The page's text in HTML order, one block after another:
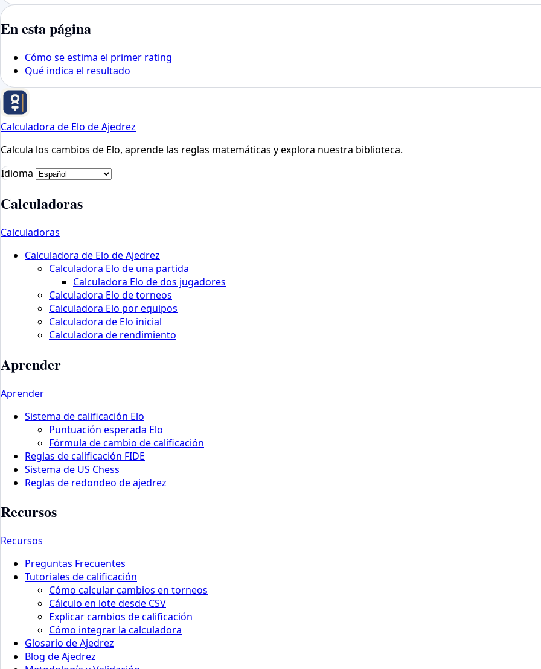
En esta página
Cómo se estima el primer rating
Qué indica el resultado
Calculadora de Elo de Ajedrez
Calcula los cambios de Elo, aprende las reglas matemáticas y explora nuestra biblioteca.
Idioma
Calculadoras
Calculadoras
Calculadora de Elo de Ajedrez
Calculadora Elo de una partida
Calculadora Elo de dos jugadores
Calculadora Elo de torneos
Calculadora Elo por equipos
Calculadora de Elo inicial
Calculadora de rendimiento
Aprender
Aprender
Sistema de calificación Elo
Puntuación esperada Elo
Fórmula de cambio de calificación
Reglas de calificación FIDE
Sistema de US Chess
Reglas de redondeo de ajedrez
Recursos
Recursos
Preguntas Frecuentes
Tutoriales de calificación
Cómo calcular cambios en torneos
Cálculo en lote desde CSV
Explicar cambios de calificación
Cómo integrar la calculadora
Glosario de Ajedrez
Blog de Ajedrez